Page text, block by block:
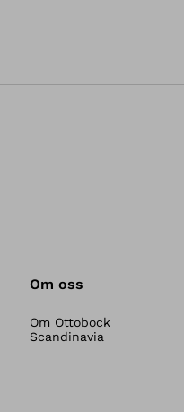
Om oss
Om Ottobock
Scandinavia